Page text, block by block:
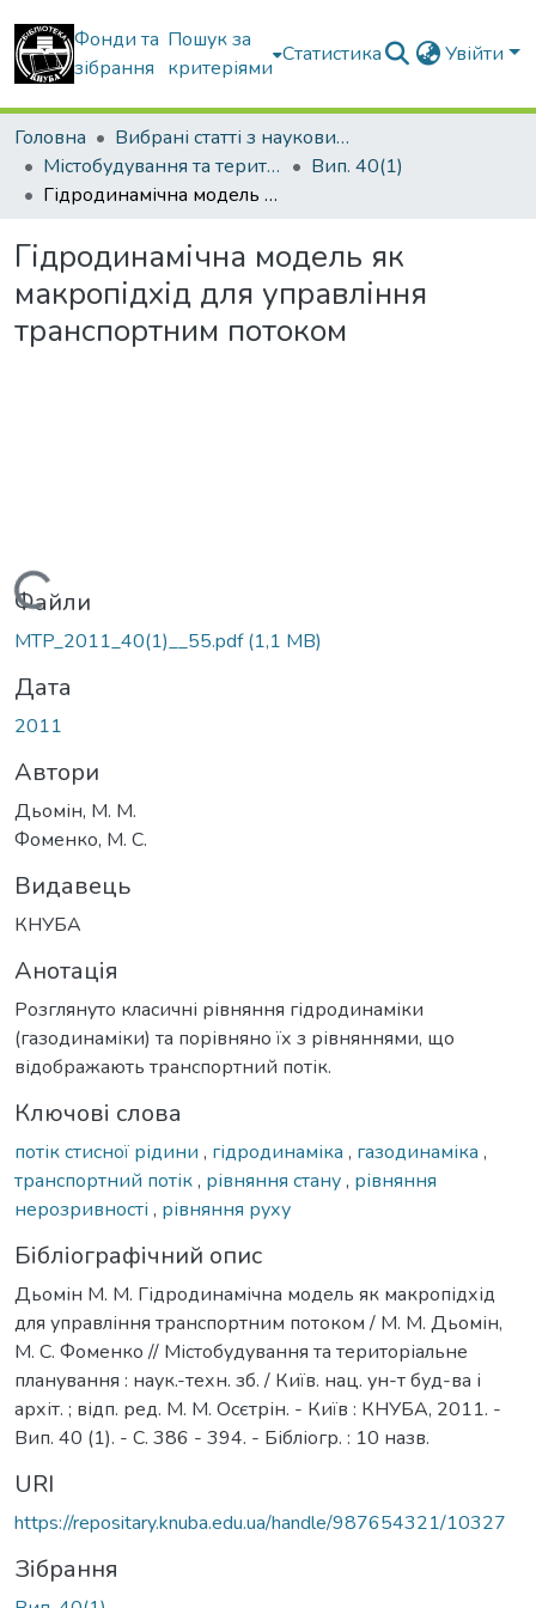
Фонди та
зібрання
Пошук за
критеріями
Статистика Увійти
Головна
Вибрані статті з наукових збірників КНУБА
Містобудування та територіальне планування
Вип. 40(1)
Гідродинамічна модель як макропідхід для управління транспортним потоком
Гідродинамічна модель як
макропідхід для управління
транспортним потоком
Вантажиться...
Файли
MTP_2011_40(1)__55.pdf(1,1 MB)
Дата
2011
Автори
Дьомін, М. М.
Фоменко, М. С.
Видавець
КНУБА
Анотація
Розглянуто класичні рівняння гідродинаміки
(газодинаміки) та порівняно їх з рівняннями, що
відображають транспортний потік.
Ключові слова
потік стисної рідини , гідродинаміка , газодинаміка ,
транспортний потік, рівняння стану, рівняння
нерозривності , рівняння руху
Бібліографічний опис
Дьомін М. М. Гідродинамічна модель як макропідхід
для управління транспортним потоком / М. М. Дьомін,
М. С. Фоменко // Містобудування та територіальне
планування : наук.-техн. зб. / Київ. нац. ун-т буд-ва і
архіт. ; відп. ред. М. М. Осєтрін. - Київ : КНУБА, 2011. -
Вип. 40 (1). - С. 386 - 394. - Бібліогр. : 10 назв.
URI
https://repositary.knuba.edu.ua/handle/987654321/10327
Зібрання